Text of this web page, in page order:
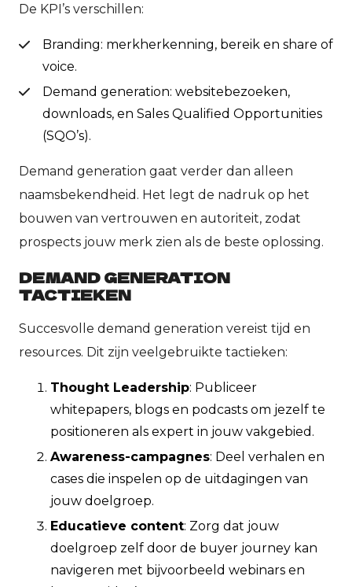
De KPI’s verschillen:
Branding: merkherkenning, bereik en share of
voice.
Demand generation: websitebezoeken,
downloads, en Sales Qualified Opportunities
(SQO’s).
Demand generation gaat verder dan alleen
naamsbekendheid. Het legt de nadruk op het
bouwen van vertrouwen en autoriteit, zodat
prospects jouw merk zien als de beste oplossing.
DEMAND GENERATION
TACTIEKEN
Succesvolle demand generation vereist tijd en
resources. Dit zijn veelgebruikte tactieken:
Thought Leadership: Publiceer
whitepapers, blogs en podcasts om jezelf te
positioneren als expert in jouw vakgebied.
Awareness-campagnes: Deel verhalen en
cases die inspelen op de uitdagingen van
jouw doelgroep.
Educatieve content: Zorg dat jouw
doelgroep zelf door de buyer journey kan
navigeren met bijvoorbeeld webinars en